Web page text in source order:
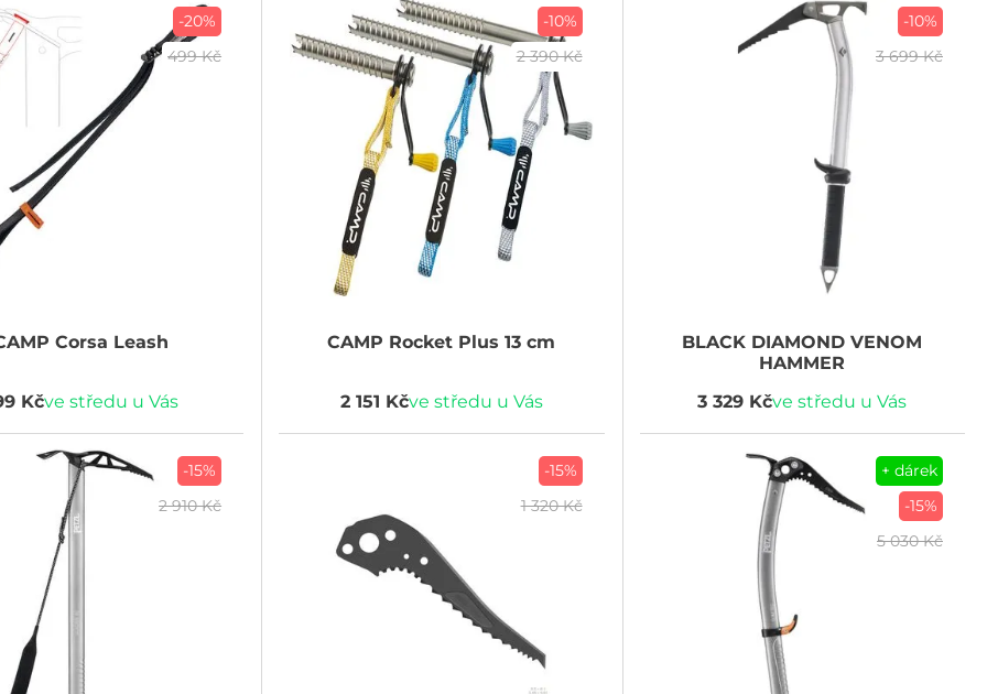
-20%
499 Kč
Corsa Leash
Kčve středu u Vás
-10%
2 390 Kč
CAMP Rocket Plus 13 cm
2 151 Kčve středu u Vás
-10%
3 699 Kč
BLACK DIAMOND VENOM
HAMMER
3 329 Kčve středu u Vás
-15%
2 910 Kč
-15%
1 320 Kč
+ dárek
-15%
5 030 Kč